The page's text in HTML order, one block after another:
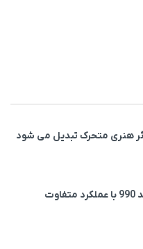
هنری متحرک تبدیل می‌ شود
سامسونگ از SSD جدید 990 با عملکرد متفاوت